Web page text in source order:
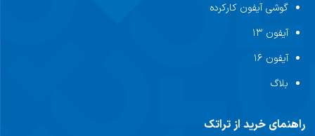
گوشی آیفون کارکرده
آیفون ۱۳
آیفون ۱۶
بلاگ
راهنمای خرید از تراتک